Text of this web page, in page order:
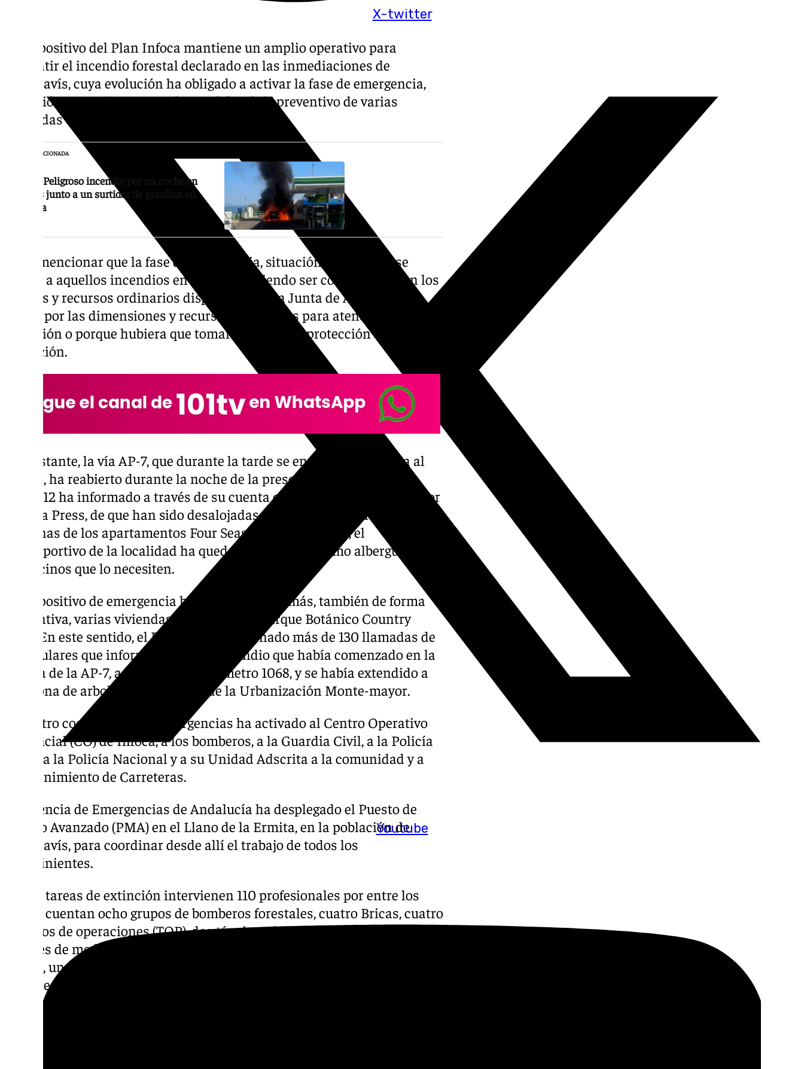
X-twitter
Youtube
El dispositivo del Plan Infoca mantiene un amplio operativo para
combatir el incendio forestal declarado en las inmediaciones de
Benahavís, cuya evolución ha obligado a activar la fase de emergencia,
Situación Operativa 1, y a ordenar el desalojo preventivo de varias
viviendas de la zona.
NOTICIA RELACIONADA
Vídeo: Peligroso incendio por un coche en
llamas junto a un surtidor de gasolina en
Málaga
Cabe mencionar que la fase de emergencia, situación operativa 1, se
refiere a aquellos incendios en los que, pudiendo ser controlados con los
medios y recursos ordinarios disponibles en la Junta de Andalucía se
activa por las dimensiones y recursos necesarios para atender la
extinción o porque hubiera que tomar medidas de protección a la
población.
No obstante, la vía AP-7, que durante la tarde se encontraba cortada al
tráfico, ha reabierto durante la noche de la presente jornada. Además,
EMA 112 ha informado a través de su cuenta oficial de ‘X’, consultada por
Europa Press, de que han sido desalojadas de forma preventiva unas 96
personas de los apartamentos Four Seasons. Por su parte, el
Polideportivo de la localidad ha quedado habilitado como albergue para
los vecinos que lo necesiten.
El dispositivo de emergencia ha desalojado además, también de forma
preventiva, varias viviendas de la zona del Parque Botánico Country
Club. En este sentido, el EMA 112 ha gestionado más de 130 llamadas de
particulares que informaban de un incendio que había comenzado en la
cuneta de la AP-7, a la altura del kilómetro 1068, y se había extendido a
una zona de arboleda, por la zona de la Urbanización Monte-mayor.
El centro coordinador de emergencias ha activado al Centro Operativo
Provincial (CO) de Infoca, a los bomberos, a la Guardia Civil, a la Policía
Local, a la Policía Nacional y a su Unidad Adscrita a la comunidad y a
Mantenimiento de Carreteras.
La Agencia de Emergencias de Andalucía ha desplegado el Puesto de
Mando Avanzado (PMA) en el Llano de la Ermita, en la población de
Benahavís, para coordinar desde allí el trabajo de todos los
intervinientes.
En las tareas de extinción intervienen 110 profesionales por entre los
que se cuentan ocho grupos de bomberos forestales, cuatro Bricas, cuatro
técnicos de operaciones (TOP), dos técnicos de extinción (TEX), dos
agentes de medio ambiente, una Unidad Móvil de Incendios Forestales
(Umif), un Equipo de Mando de Incendios Forestales (Emif), un
subdirector del COR/COP y cuatro autobombas.